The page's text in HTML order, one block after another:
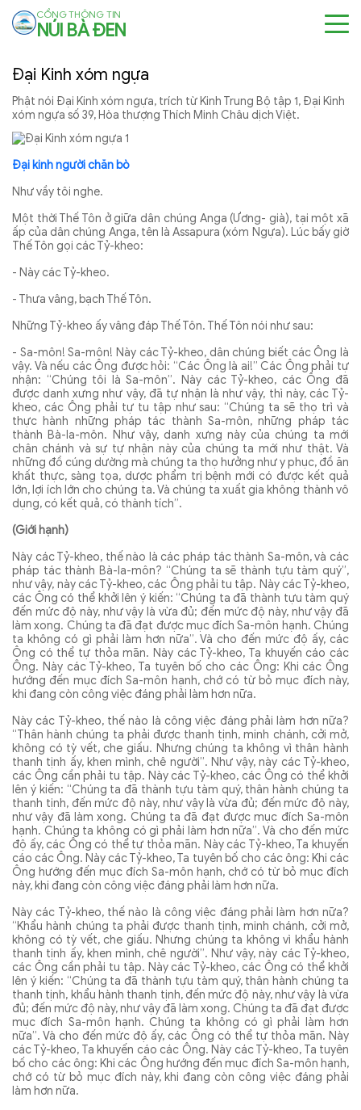
CỔNG THÔNG TIN
NÚI BÀ ĐEN
Đại Kinh xóm ngựa
Phật nói Đại Kinh xóm ngựa, trích từ Kinh Trung Bộ tập 1, Đại Kinh
xóm ngựa số 39, Hòa thượng Thích Minh Châu dịch Việt.
Ðại kinh người chăn bò
Như vầy tôi nghe.
Một thời Thế Tôn ở giữa dân chúng Anga (Ương- già), tại một xã
ấp của dân chúng Anga, tên là Assapura (xóm Ngựa). Lúc bấy giờ
Thế Tôn gọi các Tỷ-kheo:
- Này các Tỷ-kheo.
- Thưa vâng, bạch Thế Tôn.
Những Tỷ-kheo ấy vâng đáp Thế Tôn. Thế Tôn nói như sau:
- Sa-môn! Sa-môn! Này các Tỷ-kheo, dân chúng biết các Ông là
vậy. Và nếu các Ông được hỏi: “Các Ông là ai!” Các Ông phải tự
nhận: “Chúng tôi là Sa-môn”. Này các Tỷ-kheo, các Ông đã
được danh xưng như vậy, đã tự nhận là như vậy, thì này, các Tỷ-
kheo, các Ông phải tự tu tập như sau: “Chúng ta sẽ thọ trì và
thực hành những pháp tác thành Sa-môn, những pháp tác
thành Bà-la-môn. Như vậy, danh xưng này của chúng ta mới
chân chánh và sự tự nhận này của chúng ta mới như thật. Và
những đồ cúng dường mà chúng ta thọ hưởng như y phục, đồ ăn
khất thực, sàng tọa, dược phẩm trị bệnh mới có được kết quả
lớn, lợi ích lớn cho chúng ta. Và chúng ta xuất gia không thành vô
dụng, có kết quả, có thành tích”.
(Giới hạnh)
Này các Tỷ-kheo, thế nào là các pháp tác thành Sa-môn, và các
pháp tác thành Bà-la-môn? “Chúng ta sẽ thành tựu tàm quý”,
như vậy, này các Tỷ-kheo, các Ông phải tu tập. Này các Tỷ-kheo,
các Ông có thể khởi lên ý kiến: “Chúng ta đã thành tựu tàm quý
đến mức độ này, như vậy là vừa đủ; đến mức độ này, như vậy đã
làm xong. Chúng ta đã đạt được mục đích Sa-môn hạnh. Chúng
ta không có gì phải làm hơn nữa”. Và cho đến mức độ ấy, các
Ông có thể tự thỏa mãn. Này các Tỷ-kheo, Ta khuyến cáo các
Ông. Này các Tỷ-kheo, Ta tuyên bố cho các Ông: Khi các Ông
hướng đến mục đích Sa-môn hạnh, chớ có từ bỏ mục đích này,
khi đang còn công việc đáng phải làm hơn nữa.
Này các Tỷ-kheo, thế nào là công việc đáng phải làm hơn nữa?
“Thân hành chúng ta phải được thanh tịnh, minh chánh, cởi mở,
không có tỳ vết, che giấu. Nhưng chúng ta không vì thân hành
thanh tịnh ấy, khen mình, chê người”. Như vậy, này các Tỷ-kheo,
các Ông cần phải tu tập. Này các Tỷ-kheo, các Ông có thể khởi
lên ý kiến: “Chúng ta đã thành tựu tàm quý, thân hành chúng ta
thanh tịnh, đến mức độ này, như vậy là vừa đủ; đến mức độ này,
như vậy đã làm xong. Chúng ta đã đạt được mục đích Sa-môn
hạnh. Chúng ta không có gì phải làm hơn nữa”. Và cho đến mức
độ ấy, các Ông có thể tự thỏa mãn. Này các Tỷ-kheo, Ta khuyến
cáo các Ông. Này các Tỷ-kheo, Ta tuyên bố cho các ông: Khi các
Ông hướng đến mục đích Sa-môn hạnh, chớ có từ bỏ mục đích
này, khi đang còn công việc đáng phải làm hơn nữa.
Này các Tỷ-kheo, thế nào là công việc đáng phải làm hơn nữa?
“Khẩu hành chúng ta phải được thanh tịnh, minh chánh, cởi mở,
không có tỳ vết, che giấu. Nhưng chúng ta không vì khẩu hành
thanh tịnh ấy, khen mình, chê người”. Như vậy, này các Tỷ-kheo,
các Ông cần phải tu tập. Này các Tỷ-kheo, các Ông có thể khởi
lên ý kiến: “Chúng ta đã thành tựu tàm quý, thân hành chúng ta
thanh tịnh, khẩu hành thanh tịnh, đến mức độ này, như vậy là vừa
đủ; đến mức độ này, như vậy đã làm xong. Chúng ta đã đạt được
mục đích Sa-môn hạnh. Chúng ta không có gì phải làm hơn
nữa”. Và cho đến mức độ ấy, các Ông có thể tự thỏa mãn. Này
các Tỷ-kheo, Ta khuyến cáo các Ông. Này các Tỷ-kheo, Ta tuyên
bố cho các ông: Khi các Ông hướng đến mục đích Sa-môn hạnh,
chớ có từ bỏ mục đích này, khi đang còn công việc đáng phải
làm hơn nữa.